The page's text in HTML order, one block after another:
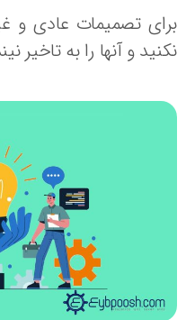
تصمیمات عادی و غیر
و آنها را به تاخیر